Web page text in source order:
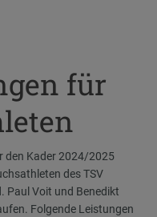
für
den Kader 2024/2025
des TSV
Paul Voit und Benedikt
Folgende Leistungen